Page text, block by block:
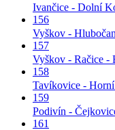
Ivančice - Dolní
156
Vyškov -
157
Vyškov - Račice -
158
Tavíkovice -
159
Podivín -
161